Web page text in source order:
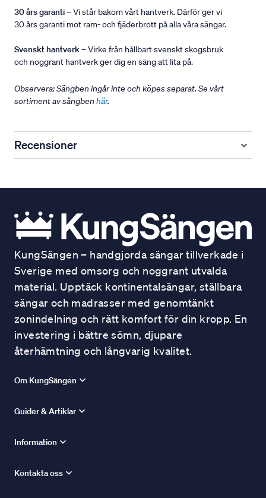
30 års garanti– Vi står bakom vårt hantverk. Därför ger vi
30 års garanti mot ram- och fjäderbrott på alla våra sängar.
Svenskt hantverk– Virke från hållbart svenskt skogsbruk
och noggrant hantverk ger dig en säng att lita på.
Observera: Sängben ingår inte och köpes separat. Se vårt
sortiment av sängben här.
Recensioner
KungSängen – handgjorda sängar tillverkade i
Sverige med omsorg och noggrant utvalda
material. Upptäck kontinentalsängar, ställbara
sängar och madrasser med genomtänkt
zonindelning och rätt komfort för din kropp. En
investering i bättre sömn, djupare
återhämtning och långvarig kvalitet.
Om KungSängen
Guider & Artiklar
Information
Kontakta oss